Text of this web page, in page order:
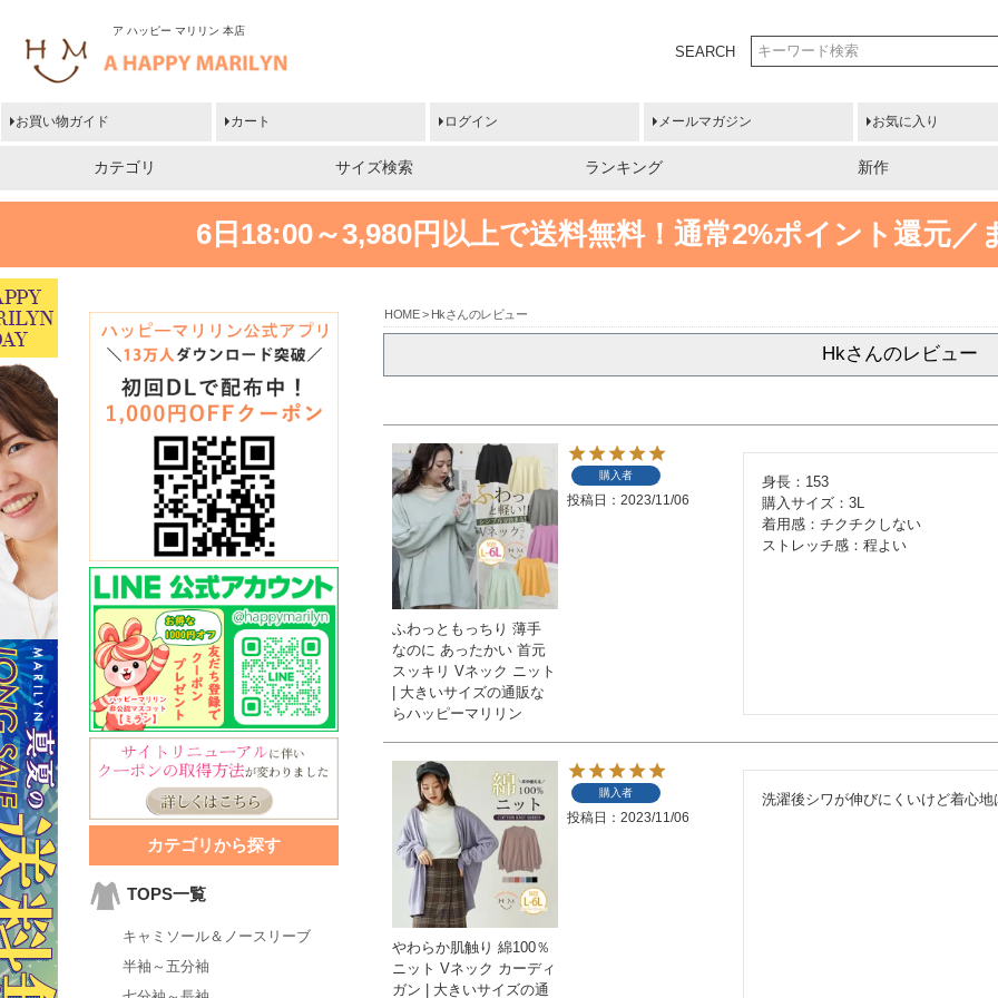
ア ハッピー マリリン 本店
SEARCH
お買い物ガイド カート ログイン メールマガジン お気に入り
カテゴリ サイズ検索 ランキング 新作
6日18:00～3,980円以上で送料無料！ 通常2%ポイント還元／
カテゴリから探す
TOPS一覧
キャミソール＆ノースリーブ
半袖～五分袖
HOME Hkさんのレビュー
Hkさんのレビュー
ふわっともっちり 薄手
なのに あったかい 首元
スッキリ Vネック ニット
| 大きいサイズの通販な
らハッピーマリリン
購入者
投稿日 2023/11/06
身長：153
購入サイズ：3L
着用感：チクチクしない
ストレッチ感：程よい
やわらか肌触り 綿100％
ニット Vネック カーディ
ガン | 大きいサイズの通
購入者
投稿日 2023/11/06
洗濯後シワが伸びにくいけど着心地